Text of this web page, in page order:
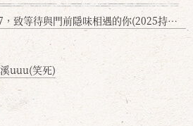
等待與門前隱味相遇的你(2025持續更新
uuu(笑死)